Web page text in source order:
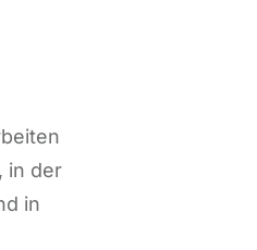
in der
in